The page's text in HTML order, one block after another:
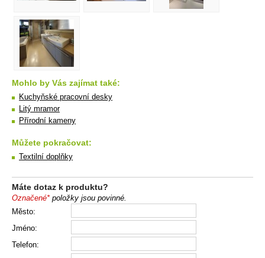
Mohlo by Vás zajímat také:
Kuchyňské pracovní desky
Litý mramor
Přírodní kameny
Můžete pokračovat:
Textilní doplňky
Máte dotaz k produktu?
Označené*položky jsou povinné.
Město:
Jméno:
Telefon: